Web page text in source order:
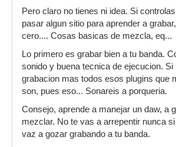
Pero claro no tienes ni idea. Si
pasar algun sitio para aprender a
cero.... Cosas basicas de mezcla, eq...
Lo primero es grabar bien a tu banda.
sonido y buena tecnica de ejecucion. Si
grabacion mas todos esos plugins que
son, pues eso... Sonareis a porqueria.
Consejo, aprende a manejar un daw, a
mezclar. No te vas a arrepentir nunca
vaz a gozar grabando a tu banda.